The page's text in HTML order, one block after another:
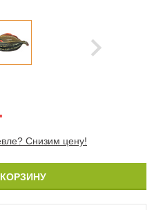
Снизим цену!